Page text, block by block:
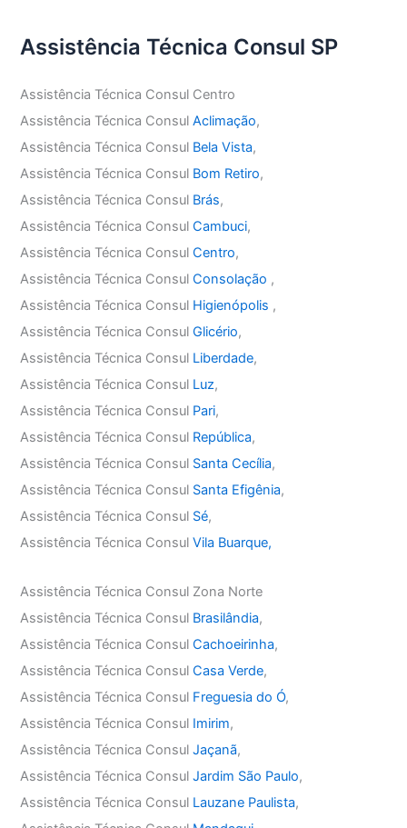
Assistência Técnica Consul SP
Assistência Técnica Consul Centro
Assistência Técnica ConsulAclimação,
Assistência Técnica Consul Bela Vista,
Assistência Técnica Consul Bom Retiro,
Assistência Técnica Consul Brás,
Assistência Técnica ConsulCambuci,
Assistência Técnica ConsulCentro,
Assistência Técnica ConsulConsolação ,
Assistência Técnica Consul Higienópolis ,
Assistência Técnica ConsulGlicério,
Assistência Técnica Consul Liberdade,
Assistência Técnica Consul Luz,
Assistência Técnica Consul Pari,
Assistência Técnica Consul República,
Assistência Técnica Consul Santa Cecília,
Assistência Técnica Consul Santa Efigênia,
Assistência Técnica Consul Sé,
Assistência Técnica ConsulVila Buarque,
Assistência Técnica Consul Zona Norte
Assistência Técnica Consul Brasilândia,
Assistência Técnica ConsulCachoeirinha,
Assistência Técnica ConsulCasa Verde,
Assistência Técnica Consul Freguesia do Ó,
Assistência Técnica Consul Imirim,
Assistência Técnica ConsulJaçanã,
Assistência Técnica ConsulJardim São Paulo,
Assistência Técnica Consul Lauzane Paulista,